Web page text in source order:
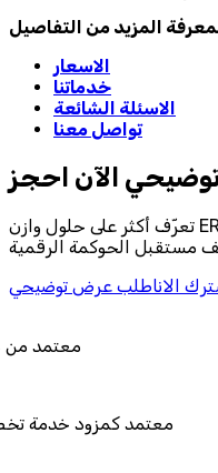
الاسعار
خدماتنا
الاسئلة الشائعة
تواصل معنا
تعرّف أكثر على حلول وازن ERP المتكاملة لتشغيل الأعمال،
مستقبل الحوكمة الرقمية
الاناطلب عرض توضيحي
معتمد من هيئة الزكاة
خدمة تخطيط موارد